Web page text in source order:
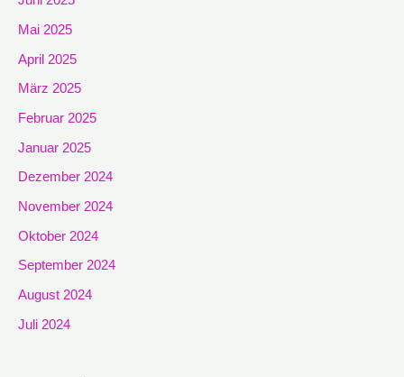
Mai 2025
April 2025
März 2025
Februar 2025
Januar 2025
Dezember 2024
November 2024
Oktober 2024
September 2024
August 2024
Juli 2024